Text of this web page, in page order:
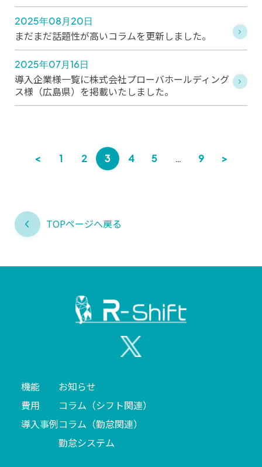
2025年08月20日
まだまだ話題性が高いコラムを更新しました。
2025年07月16日
導入企業様一覧に株式会社プローバホールディング
ス様（広島県）を掲載いたしました。
< 1 2 3 4 5 … 9 >
TOPページへ戻る
機能
費用
導入事例
お知らせ
コラム（シフト関連）
コラム（勤怠関連）
勤怠システム